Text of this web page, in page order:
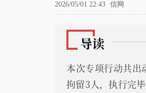
2026/05/01 22:43 信网
导读
本次专项行动共出
拘留3人，执行完